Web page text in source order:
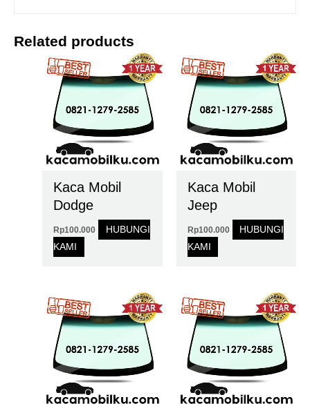
Related products
Kaca Mobil
Dodge
Rp100.000
HUBUNGI
KAMI
Kaca Mobil
Jeep
Rp100.000
HUBUNGI
KAMI